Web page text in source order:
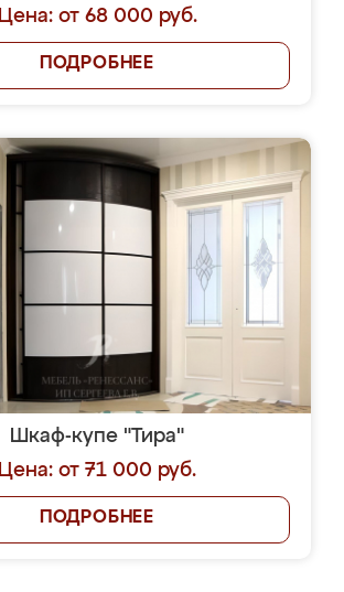
Цена: от 68 000 руб.
ПОДРОБНЕЕ
Шкаф-купе "Тира"
Цена: от 71 000 руб.
ПОДРОБНЕЕ